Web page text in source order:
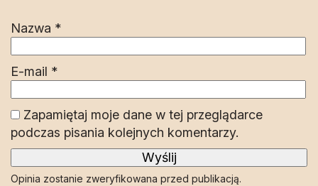
Nazwa *
E-mail *
Zapamiętaj moje dane w tej przeglądarce
podczas pisania kolejnych komentarzy.
Opinia zostanie zweryfikowana przed publikacją.